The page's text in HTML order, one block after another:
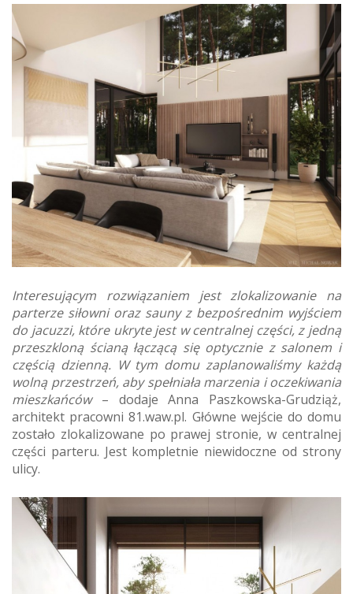
Interesującym rozwiązaniem jest zlokalizowanie na
parterze siłowni oraz sauny z bezpośrednim wyjściem
do jacuzzi, które ukryte jest w centralnej części, z jedną
przeszkloną ścianą łączącą się optycznie z salonem i
częścią dzienną. W tym domu zaplanowaliśmy każdą
wolną przestrzeń, aby spełniała marzenia i oczekiwania
mieszkańców – dodaje Anna Paszkowska-Grudziąż,
architekt pracowni 81.waw.pl. Główne wejście do domu
zostało zlokalizowane po prawej stronie, w centralnej
części parteru. Jest kompletnie niewidoczne od strony
ulicy.